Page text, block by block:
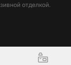
отделкой.